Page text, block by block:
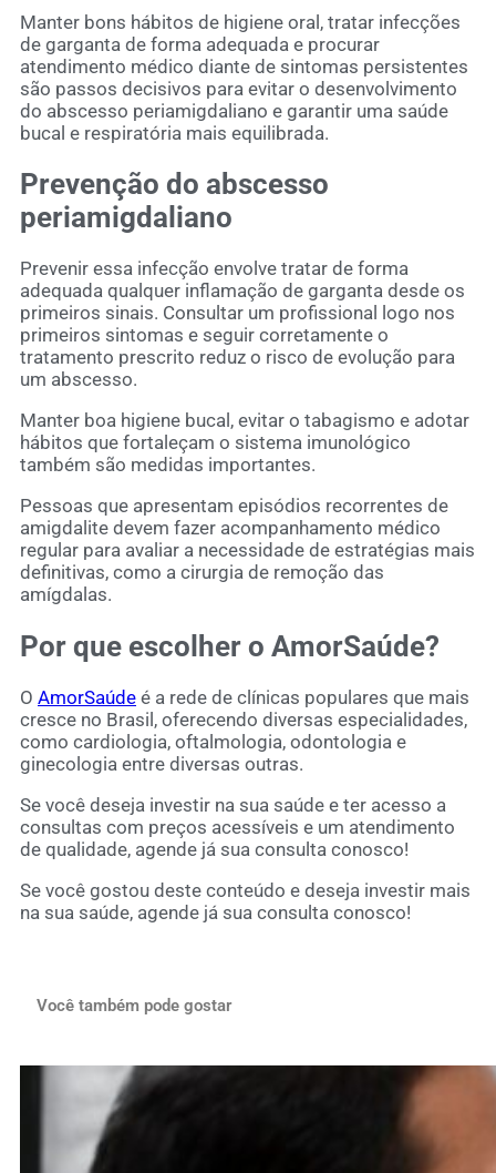
Manter bons hábitos de higiene oral, tratar infecções
de garganta de forma adequada e procurar
atendimento médico diante de sintomas persistentes
são passos decisivos para evitar o desenvolvimento
do abscesso periamigdaliano e garantir uma saúde
bucal e respiratória mais equilibrada.
Prevenção do abscesso
periamigdaliano
Prevenir essa infecção envolve tratar de forma
adequada qualquer inflamação de garganta desde os
primeiros sinais. Consultar um profissional logo nos
primeiros sintomas e seguir corretamente o
tratamento prescrito reduz o risco de evolução para
um abscesso.
Manter boa higiene bucal, evitar o tabagismo e adotar
hábitos que fortaleçam o sistema imunológico
também são medidas importantes.
Pessoas que apresentam episódios recorrentes de
amigdalite devem fazer acompanhamento médico
regular para avaliar a necessidade de estratégias mais
definitivas, como a cirurgia de remoção das
amígdalas.
Por que escolher o AmorSaúde?
O AmorSaúde é a rede de clínicas populares que mais
cresce no Brasil, oferecendo diversas especialidades,
como cardiologia, oftalmologia, odontologia e
ginecologia entre diversas outras.
Se você deseja investir na sua saúde e ter acesso a
consultas com preços acessíveis e um atendimento
de qualidade, agende já sua consulta conosco!
Se você gostou deste conteúdo e deseja investir mais
na sua saúde, agende já sua consulta conosco!
Você também pode gostar